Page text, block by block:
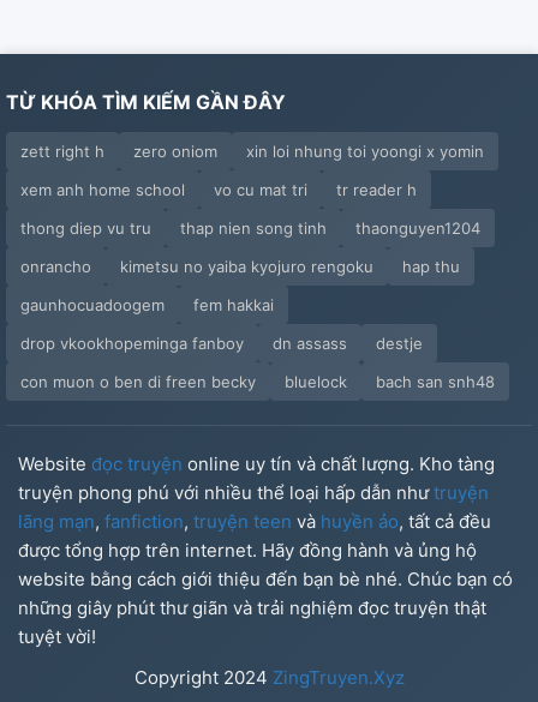
TỪ KHÓA TÌM KIẾM GẦN ĐÂY
zett right h zero oniom
xin loi nhung toi yoongi x yomin
xem anh home school
vo cu mat tri
tr reader h
thong diep vu tru
thap nien song tinh
thaonguyen1204
onrancho
kimetsu no yaiba kyojuro rengoku
hap thu
gaunhocuadoogem
fem hakkai
drop vkookhopeminga fanboy
dn assass
destje
con muon o ben di freen becky
bluelock bach san snh48
Website đọc truyện online uy tín và chất lượng. Kho tàng
truyện phong phú với nhiều thể loại hấp dẫn nhưtruyện
lãng mạn, fanfiction, truyện teen và huyền ảo, tất cả đều
được tổng hợp trên internet. Hãy đồng hành và ủng hộ
website bằng cách giới thiệu đến bạn bè nhé. Chúc bạn có
những giây phút thư giãn và trải nghiệm đọc truyện thật
tuyệt vời!
Copyright 2024 ZingTruyen.Xyz